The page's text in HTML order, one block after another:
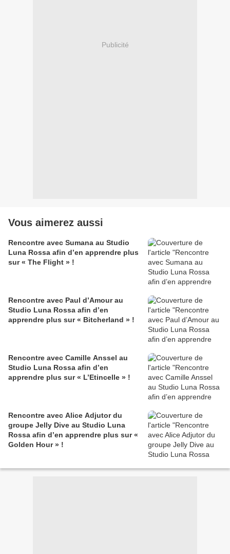
Publicité
Vous aimerez aussi
Rencontre avec Sumana au Studio
Luna Rossa afin d’en apprendre plus
sur « The Flight » !
Rencontre avec Paul d’Amour au
Studio Luna Rossa afin d’en
apprendre plus sur « Bitcherland » !
Rencontre avec Camille Anssel au
Studio Luna Rossa afin d’en
apprendre plus sur « L’Etincelle » !
Rencontre avec Alice Adjutor du
groupe Jelly Dive au Studio Luna
Rossa afin d’en apprendre plus sur «
Golden Hour » !